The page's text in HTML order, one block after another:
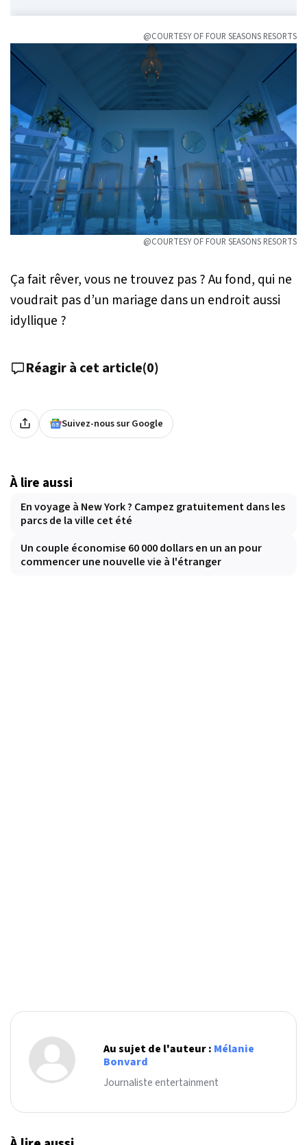
@COURTESY OF FOUR SEASONS RESORTS
@COURTESY OF FOUR SEASONS RESORTS
Ça fait rêver, vous ne trouvez pas ? Au fond, qui ne
voudrait pas d’un mariage dans un endroit aussi
idyllique ?
Réagir à cet article(0)
Suivez-nous sur Google
À lire aussi
En voyage à New York ? Campez gratuitement dans les
parcs de la ville cet été
Un couple économise 60 000 dollars en un an pour
commencer une nouvelle vie à l'étranger
Au sujet de l'auteur : Mélanie
Bonvard
Journaliste entertainment